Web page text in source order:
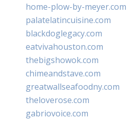
home-plow-by-meyer.com
palatelatincuisine.com
blackdoglegacy.com
eatvivahouston.com
thebigshowok.com
chimeandstave.com
greatwallseafoodny.com
theloverose.com
gabriovoice.com